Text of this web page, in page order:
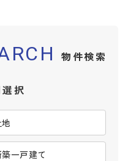
物件検索
択
一戸建て